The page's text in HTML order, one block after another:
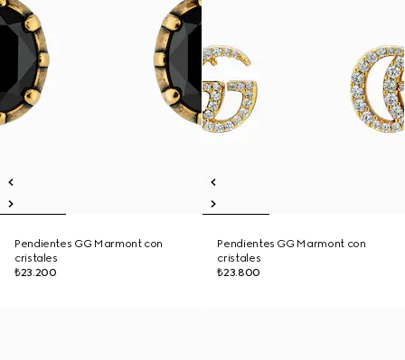
Pendientes GG Marmont con
cristales
₺23.200
Pendientes GG Marmont con
cristales
₺23.800